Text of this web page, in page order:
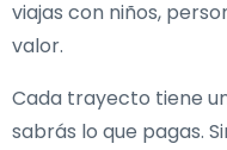
viajas con niños,
valor.
Cada trayecto tiene
sabrás lo que pagas.